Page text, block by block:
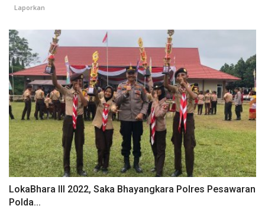
Laporkan
LokaBhara III 2022, Saka Bhayangkara Polres Pesawaran
Polda...